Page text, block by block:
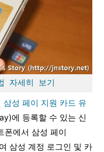
자세히 보기
삼성 페이 지원 카드 유
에 등록할 수 있는 신
폰에서 삼성 페이
삼성 계정 로그인 및 카